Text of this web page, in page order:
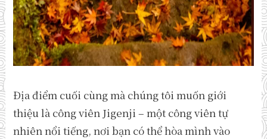
Địa điểm cuối cùng mà chúng tôi muốn giới
thiệu là công viên Jigenji – một công viên tự
nhiên nổi tiếng, nơi bạn có thể hòa mình vào